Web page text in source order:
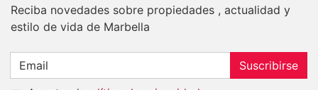
Reciba novedades sobre propiedades , actualidad y
estilo de vida de Marbella
Suscribirse